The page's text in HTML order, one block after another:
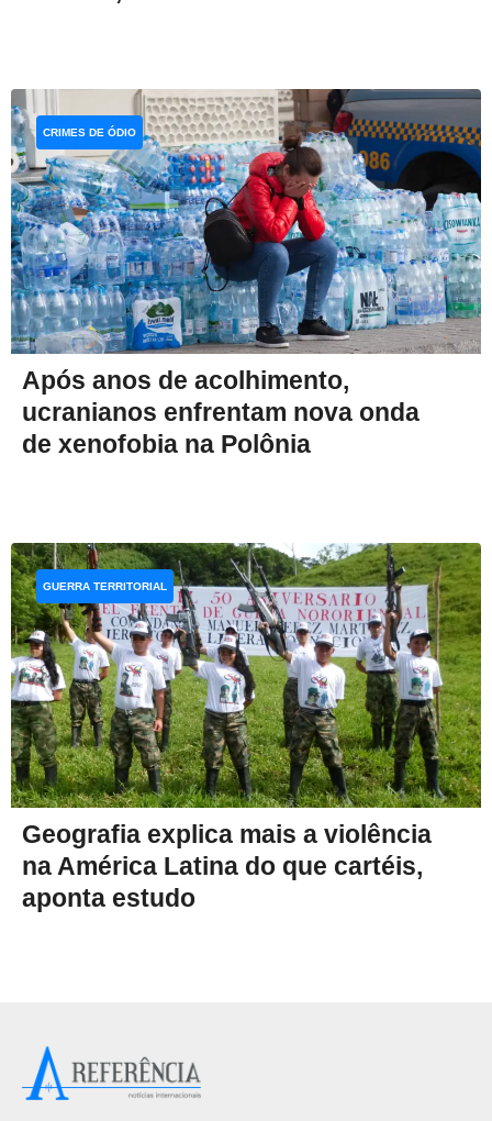
Após anos de acolhimento,
ucranianos enfrentam nova onda
de xenofobia na Polônia
CRIMES DE ÓDIO
Geografia explica mais a violência
na América Latina do que cartéis,
aponta estudo
GUERRA TERRITORIAL